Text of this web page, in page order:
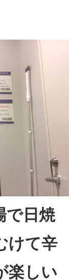
で日焼
けて辛
楽しい